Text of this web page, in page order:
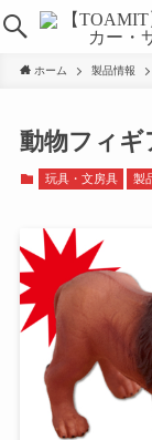
ホーム 製品情報
動物フィ
玩具・文房具 製